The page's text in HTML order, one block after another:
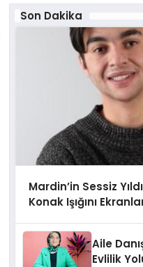
Son Dakika
Mardin’in Sessiz
Konak Işığını
Aile
Evlilik